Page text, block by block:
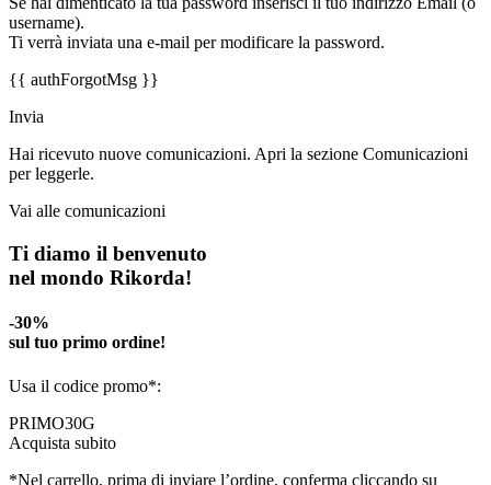
username).
Ti verrà inviata una e-mail per modificare la password.
{{ authForgotMsg }}
Invia
Hai ricevuto nuove comunicazioni. Apri la sezione Comunicazioni
per leggerle.
Vai alle comunicazioni
Ti diamo il benvenuto
nel mondo Rikorda!
-30%
sul tuo primo ordine!
Usa il codice promo*:
PRIMO30G
Acquista subito
*Nel carrello, prima di inviare l’ordine, conferma cliccando su